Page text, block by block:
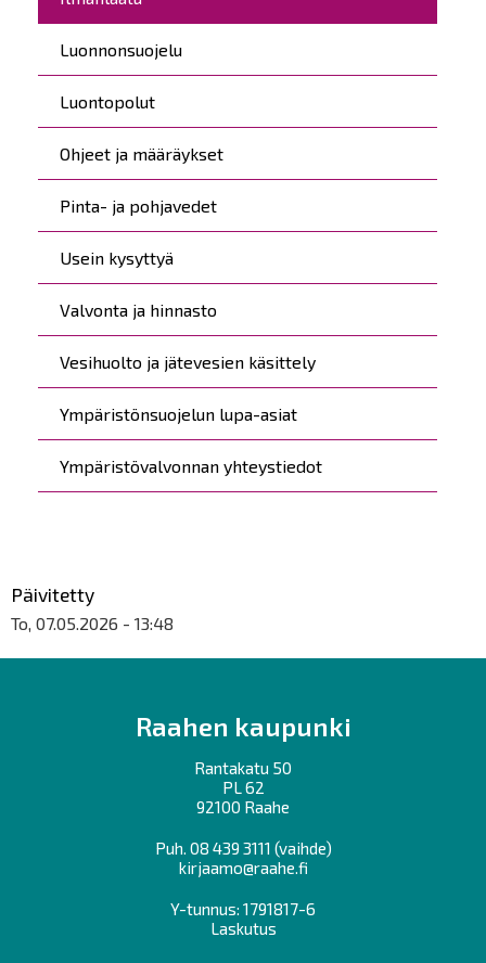
Luonnonsuojelu
Luontopolut
Ohjeet ja määräykset
Pinta- ja pohjavedet
Usein kysyttyä
Valvonta ja hinnasto
Vesihuolto ja jätevesien käsittely
Ympäristönsuojelun lupa-asiat
Ympäristövalvonnan yhteystiedot
Päivitetty
To, 07.05.2026 - 13:48
Raahen kaupunki
Rantakatu 50
PL 62
92100 Raahe
Puh. 08 439 3111 (vaihde)
kirjaamo@raahe.fi
Y-tunnus: 1791817-6
Laskutus